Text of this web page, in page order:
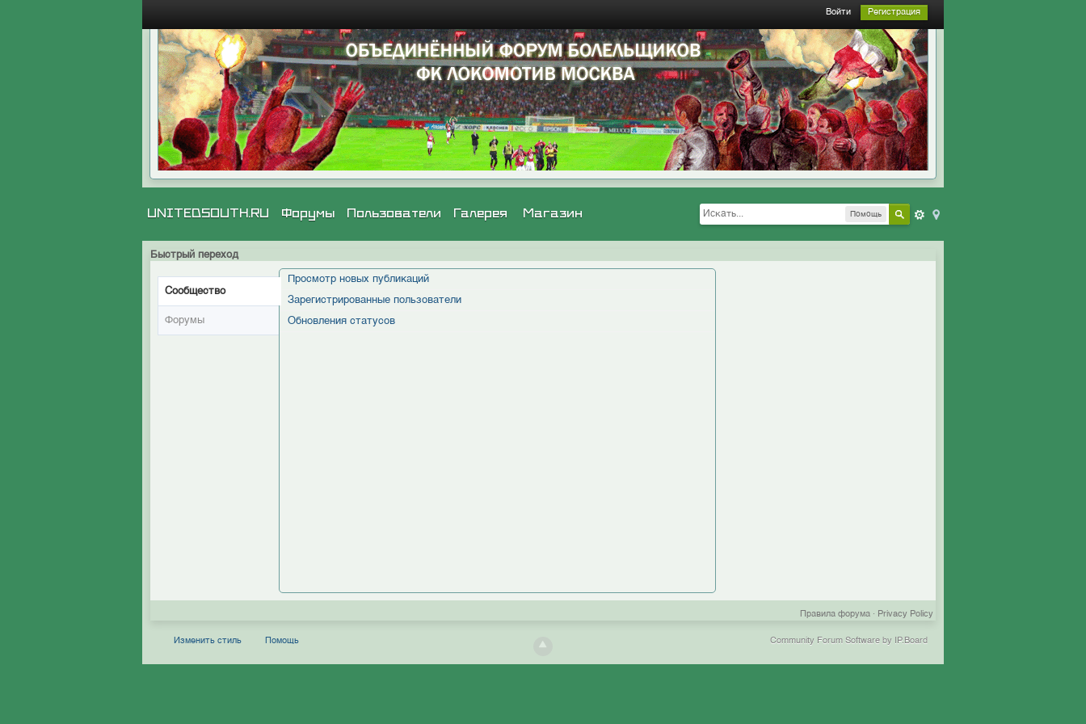
Войти Регистрация
Помощь
UNITEDSOUTH.RU Галерея Магазин
Форумы Пользователи
Быстрый переход
Сообщество
Форумы
Просмотр новых публикаций
Зарегистрированные пользователи
Обновления статусов
Privacy Policy
Правила форума ·
Изменить стиль Помощь Community Forum Software by IP.Board